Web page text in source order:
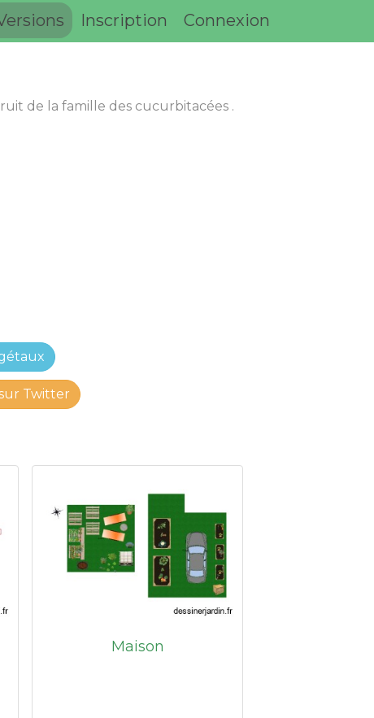
Inscription Connexion
de la famille des cucurbitacées .
Twitter
Maison